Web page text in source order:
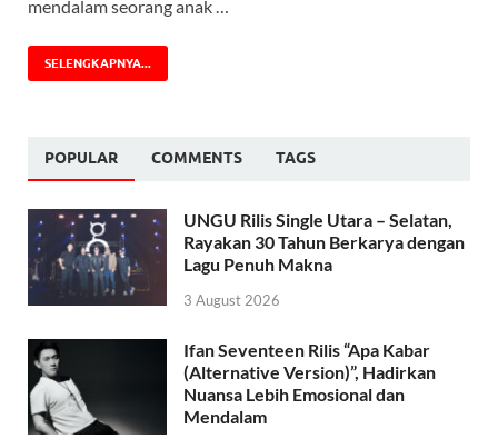
mendalam seorang anak …
SELENGKAPNYA...
POPULAR COMMENTS TAGS
UNGU Rilis Single Utara – Selatan,
Rayakan 30 Tahun Berkarya dengan
Lagu Penuh Makna
3 August 2026
Ifan Seventeen Rilis “Apa Kabar
(Alternative Version)”, Hadirkan
Nuansa Lebih Emosional dan
Mendalam